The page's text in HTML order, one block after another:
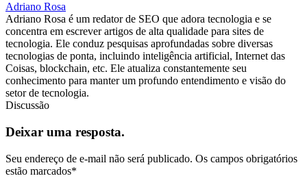
Adriano Rosa
Adriano Rosa é um redator de SEO que adora tecnologia e se
concentra em escrever artigos de alta qualidade para sites de
tecnologia. Ele conduz pesquisas aprofundadas sobre diversas
tecnologias de ponta, incluindo inteligência artificial, Internet das
Coisas, blockchain, etc. Ele atualiza constantemente seu
conhecimento para manter um profundo entendimento e visão do
setor de tecnologia.
Discussão
Deixar uma resposta.
Seu endereço de e-mail não será publicado. Os campos obrigatórios
estão marcados*